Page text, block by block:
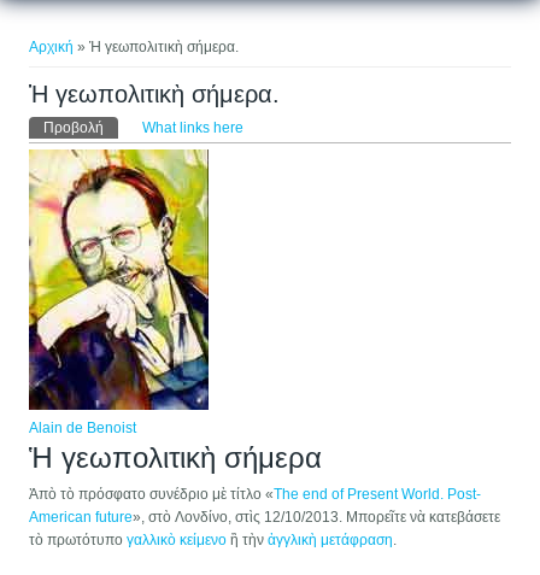
Αρχική » Ἡ γεωπολιτικὴ σήμερα.
Ἡ γεωπολιτικὴ σήμερα.
Πρωτεύουσες καρτέλες
Προβολή (ενεργή καρτέλα)
What links here
Alain de Benoist
Ἡ γεωπολιτικὴ σήμερα
Ἀπὸ τὸ πρόσφατο συνέδριο μὲ τίτλο «The end of Present World. Post-
American future», στὸ Λονδίνο, στὶς 12/10/2013. Μπορεῖτε νὰ κατεβάσετε
τὸ πρωτότυπογαλλικὸκείμενο ἢ τὴνἀγγλικὴμετάφραση.